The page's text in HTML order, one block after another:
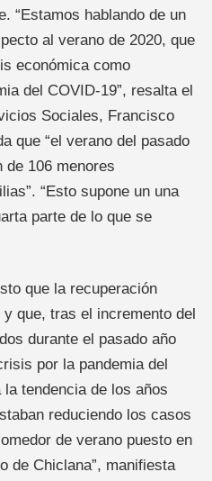
“Estamos hablando de un
al verano de 2020, que
económica como
del COVID-19”, resalta el
Sociales, Francisco
que “el verano del pasado
de 106 menores
“Esto supone un una
parte de lo que se
que la recuperación
que, tras el incremento del
durante el pasado año
por la pandemia del
tendencia de los años
reduciendo los casos
de verano puesto en
de Chiclana”, manifiesta